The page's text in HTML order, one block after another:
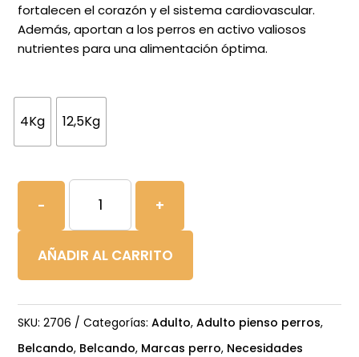
fortalecen el corazón y el sistema cardiovascular.
Además, aportan a los perros en activo valiosos
nutrientes para una alimentación óptima.
4Kg 12,5Kg
-
BELCANDO
ADULT
FREE
cantidad
+
AÑADIR AL CARRITO
SKU:2706 Categorías:Adulto,Adulto pienso perros,
Belcando, Belcando, Marcas perro, Necesidades